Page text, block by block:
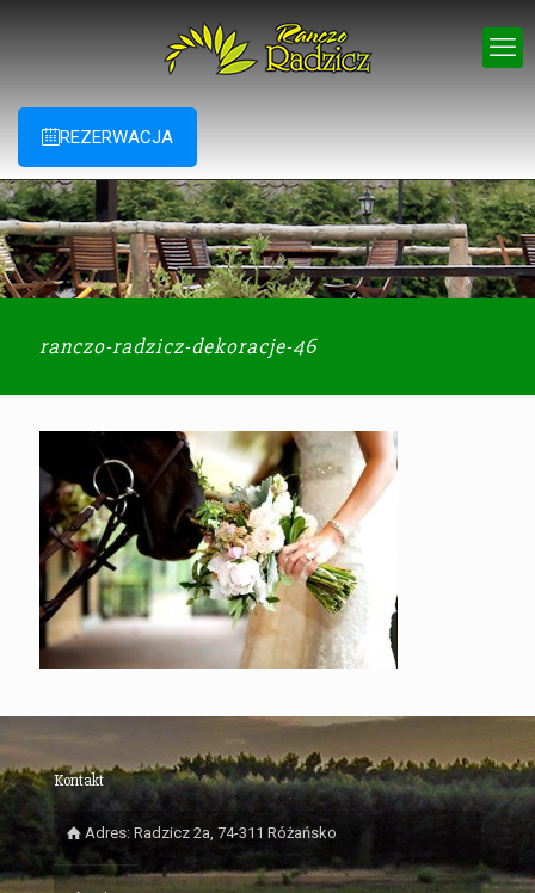
REZERWACJA
ranczo-radzicz-dekoracje-46
Kontakt
Adres: Radzicz 2a, 74-311 Różańsko